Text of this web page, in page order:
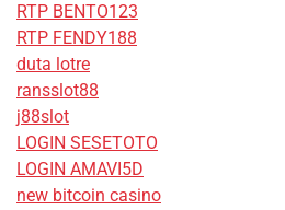
RTP BENTO123
RTP FENDY188
duta lotre
ransslot88
j88slot
LOGIN SESETOTO
LOGIN AMAVI5D
new bitcoin casino